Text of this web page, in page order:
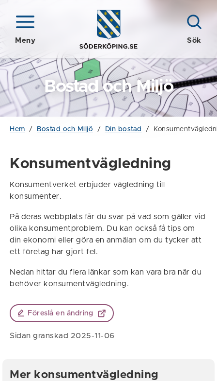
Meny Sök
Bostad och Miljö
Hem / Bostad och Miljö / Din bostad /
Konsumentvägledning
Konsumentverket erbjuder vägledning till
konsumenter.
På deras webbplats får du svar på vad som gäller vid
olika konsumentproblem. Du kan också få tips om
din ekonomi eller göra en anmälan om du tycker att
ett företag har gjort fel.
Nedan hittar du flera länkar som kan vara bra när du
behöver konsumentvägledning.
Föreslå en ändring
Sidan granskad 2025-11-06
Mer konsumentvägledning